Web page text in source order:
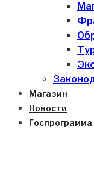
Магазин
Новости
Госпрограмма